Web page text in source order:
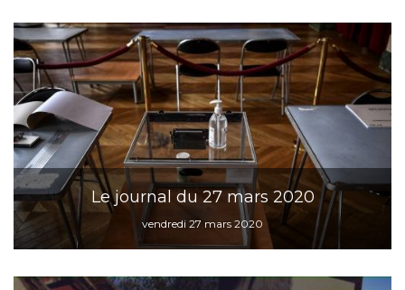
Le journal du 27 mars 2020
vendredi 27 mars 2020